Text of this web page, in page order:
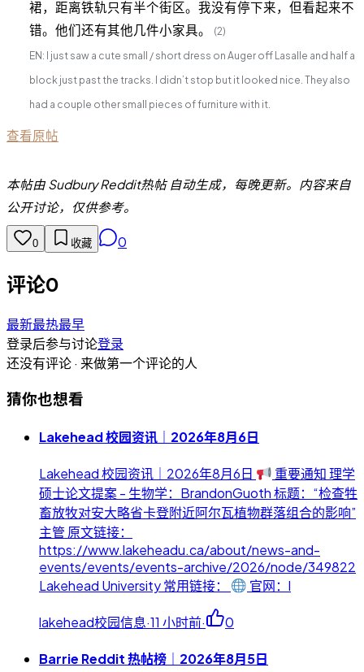
裙，距离铁轨只有半个街区。我没有停下来，但看起来不
错。他们还有其他几件小家具。
(2)
EN: I just saw a cute small / short dress on Auger off Lasalle and half a
block just past the tracks. I didn’t stop but it looked nice. They also
had a couple other small pieces of furniture with it.
查看原帖
本帖由 Sudbury Reddit热帖 自动生成，每晚更新。内容来自
公开讨论，仅供参考。
0 收藏 0
评论0
最新最热最早
登录后参与讨论登录
还没有评论 · 来做第一个评论的人
猜你也想看
Lakehead 校园资讯｜2026年8月6日
Lakehead 校园资讯｜2026年8月6日
重要通知 理学
硕士论文提案 - 生物学：BrandonGuoth 标题：“检查牲
畜放牧对安大略省卡登附近阿尔瓦植物群落组合的影响”
主管 原文链接：
https://www.lakeheadu.ca/about/news-and-
events/events/events-archive/2026/node/349822
Lakehead University 常用链接：
官网：l
lakehead校园信息·11 小时前· 0
Barrie Reddit 热帖榜｜2026年8月5日